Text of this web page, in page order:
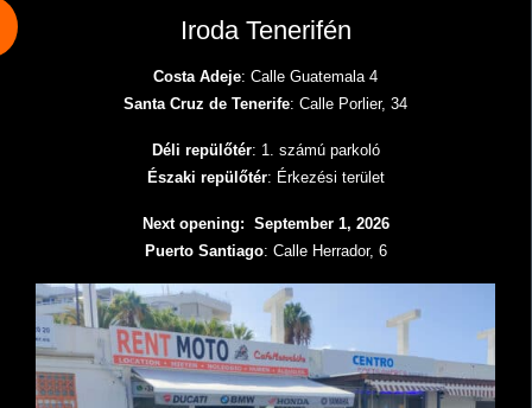
Iroda Tenerifén
Costa Adeje: Calle Guatemala 4
Santa Cruz de Tenerife: Calle Porlier, 34
Déli repülőtér: 1. számú parkoló
Északi repülőtér: Érkezési terület
Next opening: September 1, 2026
Puerto Santiago: Calle Herrador, 6